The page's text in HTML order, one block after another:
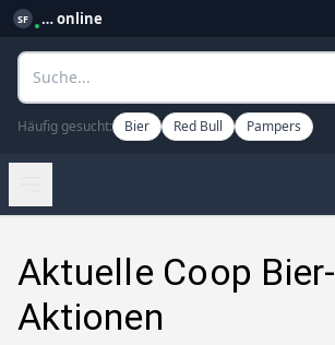
SF …online
Häufig gesucht: Bier Red Bull Pampers
Aktuelle Coop Bier-
Aktionen